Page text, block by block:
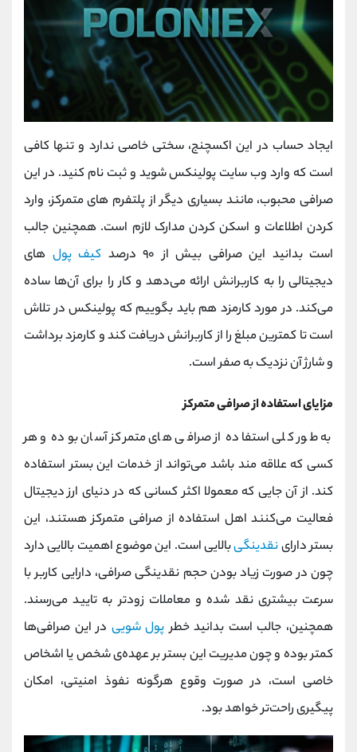
ایجاد حساب در این اکسچنج، سختی خاصی ندارد و تنها کافی
است که وارد وب سایت پولینکس شوید و ثبت نام کنید. در این
صرافی محبوب، مانند بسیاری دیگر از پلتفرم‌ های متمرکز، وارد
کردن اطلاعات و اسکن کردن مدارک لازم است. همچنین جالب
است بدانید این صرافی بیش از ۹۰ درصد
کیف پول‌ های
دیجیتالی را به کاربرانش ارائه می‌دهد و کار را برای آن‌ها ساده
می‌کند. در مورد کارمزد هم باید بگوییم که پولینکس در تلاش
است تا کمترین مبلغ را از کاربرانش دریافت کند و کارمزد برداشت
و شارژ آن نزدیک به صفر است.
مزایای استفاده از صرافی متمرکز
به طور کلی استفاده از صرافی‌ های متمرکز آسان بوده و هر
کسی که علاقه‌ مند باشد می‌تواند از خدمات این بستر استفاده
کند. از آن جایی که معمولا اکثر کسانی که در دنیای ارز دیجیتال
فعالیت می‌کنند اهل استفاده از صرافی متمرکز هستند، این
بستر داراینقدینگیبالایی است. این موضوع اهمیت بالایی دارد
چون در صورت زیاد بودن حجم نقدینگی صرافی، دارایی کاربر با
سرعت بیشتری نقد شده و معاملات زودتر به تایید می‌رسند.
همچنین، جالب است بدانید خطر پول شویی در این صرافی‌ها
کمتر بوده و چون مدیریت این بستر بر عهده‌ی شخص یا اشخاص
خاصی است، در صورت وقوع هرگونه نفوذ امنیتی، امکان
پیگیری راحت‌تر خواهد بود.